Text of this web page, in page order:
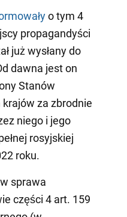
o tym 4
propagandyści
już wysłany do
dawna jest on
Stanów
za zbrodnie
niego i jego
rosyjskiej
roku.
sprawa
części 4 art. 159